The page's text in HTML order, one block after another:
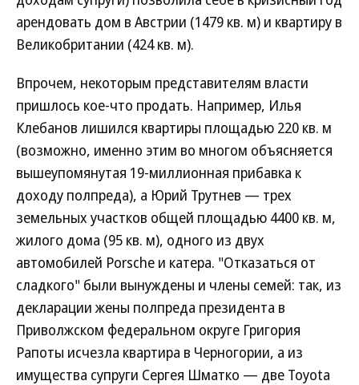
арендовать дом в Австрии (1479 кв. м) и квартиру в
Великобритании (424 кв. м).
Впрочем, некоторым представителям власти
пришлось кое-что продать. Например, Илья
Клебанов лишился квартиры площадью 220 кв. м
(возможно, именно этим во многом объясняется
вышеупомянутая 19-миллионная прибавка к
доходу полпреда), а Юрий Трутнев — трех
земельных участков общей площадью 4400 кв. м,
жилого дома (95 кв. м), одного из двух
автомобилей Porsche и катера. "Отказаться от
сладкого" были вынуждены и члены семей: так, из
декларации жены полпреда президента в
Приволжском федеральном округе Григория
Рапоты исчезла квартира в Черногории, а из
имущества супруги Сергея Шматко — две Toyota